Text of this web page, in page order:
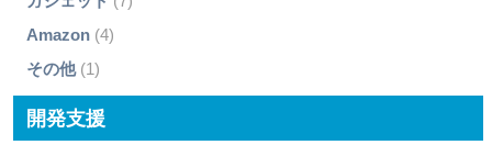
Amazon(4)
その他(1)
開発支援